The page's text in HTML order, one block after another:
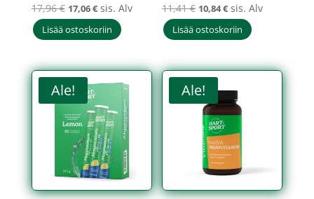
17,96€ Alkuperäinen
hinta
oli:
17,96 €.
17,06€Nykyinen
hinta
on:
17,06 €.
sis. Alv
Lisää ostoskoriin
11,41€ Alkuperäinen
hinta
oli:
11,41 €.
10,84€Nykyinen
hinta
on:
10,84 €.
sis. Alv
Lisää ostoskoriin
Ale! Ale!